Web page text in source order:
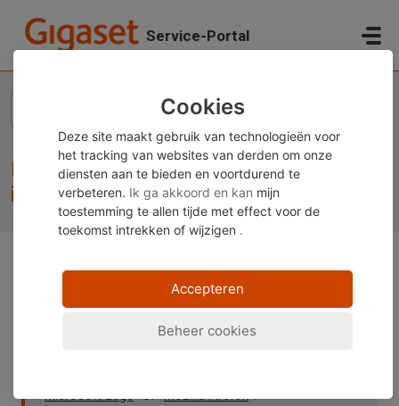
Service-Portal
Fritzbox - IP Phone can't start
international calls
Deze inhoud is momenteel alleen
beschikbaar in het Duits en Engels. U kunt de
om deze pagina in uw gewenste taal weer te geven.
Microsoft Edge of Mozilla Firefox .
Cookies
Deze site maakt gebruik van technologieën voor
het tracking van websites van derden om onze
diensten aan te bieden en voortdurend te
verbeteren. Ik ga akkoord en kan mijn
toestemming te allen tijde met effect voor de
toekomst intrekken of wijzigen .
Accepteren
Beheer cookies